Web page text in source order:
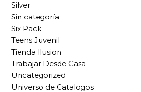
Silver
Sin categoría
Six Pack
Teens Juvenil
Tienda Ilusion
Trabajar Desde Casa
Uncategorized
Universo de Catalogos